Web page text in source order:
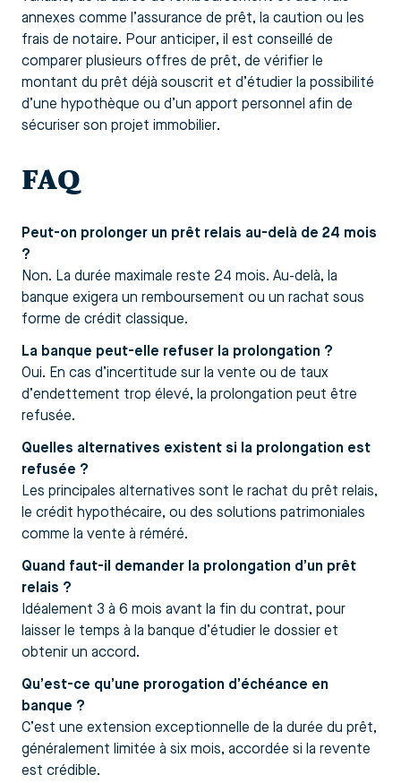
annexes comme l’assurance de prêt, la caution ou les
frais de notaire. Pour anticiper, il est conseillé de
comparer plusieurs offres de prêt, de vérifier le
montant du prêt déjà souscrit et d’étudier la possibilité
d’une hypothèque ou d’un apport personnel afin de
sécuriser son projet immobilier.
FAQ
Peut-on prolonger un prêt relais au-delà de 24 mois
?
Non. La durée maximale reste 24 mois. Au-delà, la
banque exigera un remboursement ou un rachat sous
forme de crédit classique.
La banque peut-elle refuser la prolongation ?
Oui. En cas d’incertitude sur la vente ou de taux
d’endettement trop élevé, la prolongation peut être
refusée.
Quelles alternatives existent si la prolongation est
refusée ?
Les principales alternatives sont le rachat du prêt relais,
le crédit hypothécaire, ou des solutions patrimoniales
comme la vente à réméré.
Quand faut-il demander la prolongation d’un prêt
relais ?
Idéalement 3 à 6 mois avant la fin du contrat, pour
laisser le temps à la banque d’étudier le dossier et
obtenir un accord.
Qu’est-ce qu’une prorogation d’échéance en
banque ?
C’est une extension exceptionnelle de la durée du prêt,
généralement limitée à six mois, accordée si la revente
est crédible.